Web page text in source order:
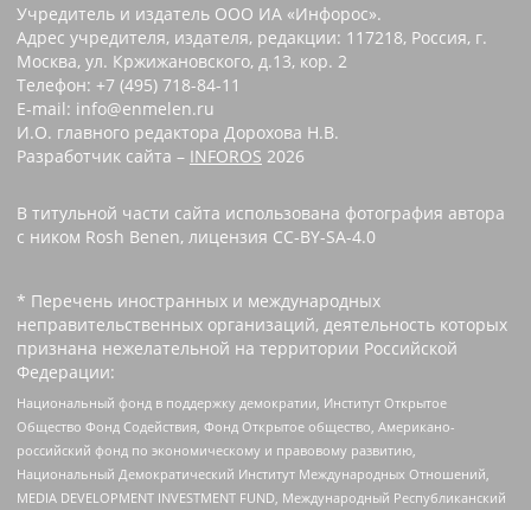
Учредитель и издатель ООО ИА «Инфорос».
Адрес учредителя, издателя, редакции: 117218, Россия, г.
Москва, ул. Кржижановского, д.13, кор. 2
Телефон: +7 (495) 718-84-11
E-mail: info@enmelen.ru
И.О. главного редактора Дорохова Н.В.
Разработчик сайта – INFOROS 2026
В титульной части сайта использована фотография автора
с ником Rosh Benen, лицензия CC-BY-SA-4.0
* Перечень иностранных и международных
неправительственных организаций, деятельность которых
признана нежелательной на территории Российской
Федерации:
Национальный фонд в поддержку демократии, Институт Открытое
Общество Фонд Содействия, Фонд Открытое общество, Американо-
российский фонд по экономическому и правовому развитию,
Национальный Демократический Институт Международных Отношений,
MEDIA DEVELOPMENT INVESTMENT FUND, Международный Республиканский